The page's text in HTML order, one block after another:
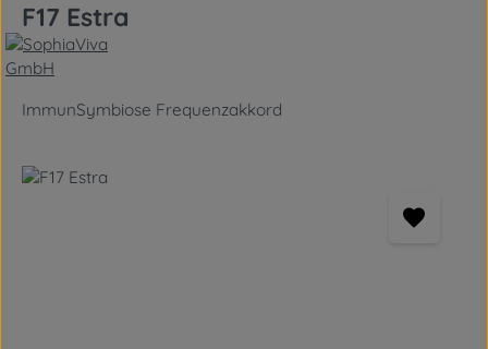
F17 Estra
ImmunSymbiose Frequenzakkord
Bildergalerie überspringen